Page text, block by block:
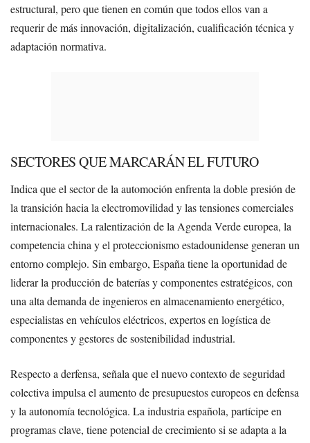
estructural, pero que tienen en común que todos ellos van a
requerir de más innovación, digitalización, cualificación técnica y
adaptación normativa.
SECTORES QUE MARCARÁN EL FUTURO
Indica que el sector de la automoción enfrenta la doble presión de
la transición hacia la electromovilidad y las tensiones comerciales
internacionales. La ralentización de la Agenda Verde europea, la
competencia china y el proteccionismo estadounidense generan un
entorno complejo. Sin embargo, España tiene la oportunidad de
liderar la producción de baterías y componentes estratégicos, con
una alta demanda de ingenieros en almacenamiento energético,
especialistas en vehículos eléctricos, expertos en logística de
componentes y gestores de sostenibilidad industrial.
Respecto a derfensa, señala que el nuevo contexto de seguridad
colectiva impulsa el aumento de presupuestos europeos en defensa
y la autonomía tecnológica. La industria española, partícipe en
programas clave, tiene potencial de crecimiento si se adapta a la